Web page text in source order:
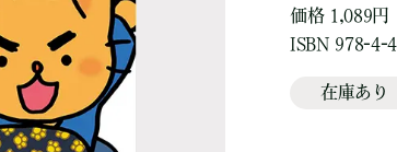
価格 1,089円
ISBN 978-4-
在庫あり